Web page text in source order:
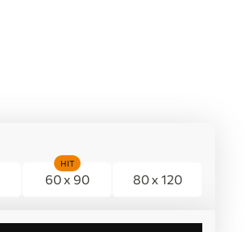
60 x 90
HIT
80 x 120